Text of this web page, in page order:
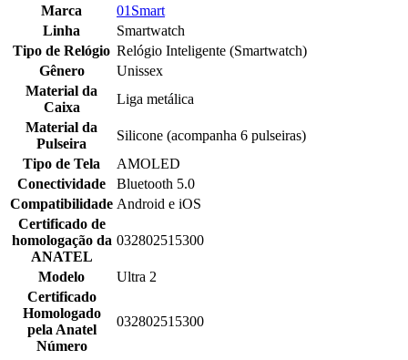
Marca
01Smart
Linha
Smartwatch
Tipo de Relógio Relógio Inteligente (Smartwatch)
Gênero
Unissex
Material da
Caixa
Liga metálica
Material da
Pulseira
Silicone (acompanha 6 pulseiras)
Tipo de Tela
AMOLED
Conectividade
Bluetooth 5.0
Compatibilidade Android e iOS
Certificado de
homologação da
ANATEL
032802515300
Modelo
Ultra 2
Certificado
Homologado
pela Anatel
Número
032802515300